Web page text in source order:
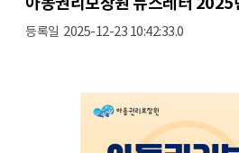
2025-12-23 10:42:33.0